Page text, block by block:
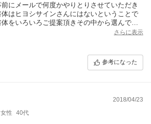
にメールで何度かやりとりさせていただき
はヒヨシサインさんにはないということで
をいろいろご提案頂きその中から選んでの
やり取りがあったおかげで思っていた通りの
貼るものの処理の仕方までも丁寧に教えて
き合いをお願いしたいと思いました。
さらに表示
参考になった
2018/04/23
女性 40代